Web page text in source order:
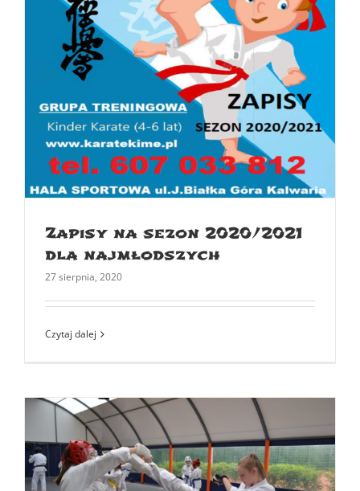
Zapisy na sezon 2020/2021
dla najmłodszych
27 sierpnia, 2020
Czytaj dalej